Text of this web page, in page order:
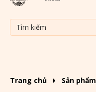
Trang chủ Sản phẩm